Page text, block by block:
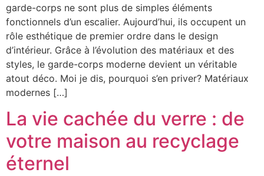
garde-corps ne sont plus de simples éléments
fonctionnels d’un escalier. Aujourd’hui, ils occupent un
rôle esthétique de premier ordre dans le design
d’intérieur. Grâce à l’évolution des matériaux et des
styles, le garde-corps moderne devient un véritable
atout déco. Moi je dis, pourquoi s’en priver? Matériaux
modernes […]
La vie cachée du verre : de
votre maison au recyclage
éternel